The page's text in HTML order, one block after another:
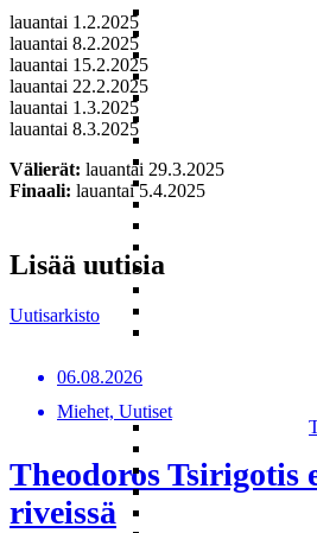
lauantai 1.2.2025
lauantai 8.2.2025
lauantai 15.2.2025
lauantai 22.2.2025
lauantai 1.3.2025
lauantai 8.3.2025
Välierät: lauantai 29.3.2025
Finaali: lauantai 5.4.2025
Lisää uutisia
Uutisarkisto
06.08.2026
Miehet, Uutiset
Theodoros Tsirigotis
riveissä